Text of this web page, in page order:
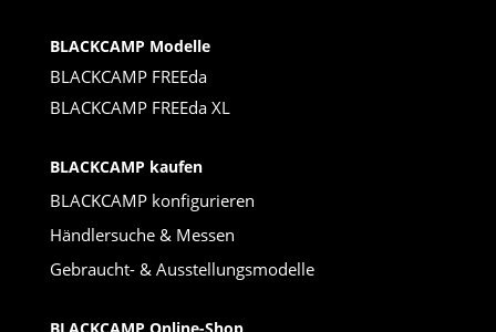
BLACKCAMP Modelle
BLACKCAMP FREEda
BLACKCAMP FREEda XL
BLACKCAMP kaufen
BLACKCAMP konfigurieren
Händlersuche & Messen
Gebraucht- & Ausstellungsmodelle